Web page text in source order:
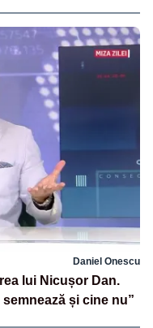
Daniel Onescu
lui Nicușor Dan.
și cine nu”